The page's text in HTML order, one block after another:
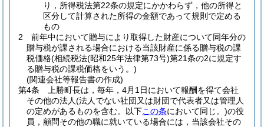
り，所得税法第22条の規定にかかわらず，他の所得と
区分して計算された所得の金額であって規則で定める
もの
2
前年中において贈与により取得した財産について同年分の
贈与税が課される場合における当該財産に係る贈与税の課
税価格(相続税法(昭和25年法律第73号)第21条の2に規定す
る贈与税の課税価格をいう。)
(関連会社等報告書の作成)
第4条
上勝町長は，毎年，4月1日において報酬を得て会社
その他の法人(法人でない社団又は財団で代表者又は管理人
の定めがあるものを含む。以下この条において同じ。)の役
員，顧問その他の職に就いている場合には，当該会社その